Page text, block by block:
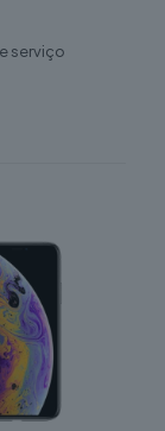
serviço